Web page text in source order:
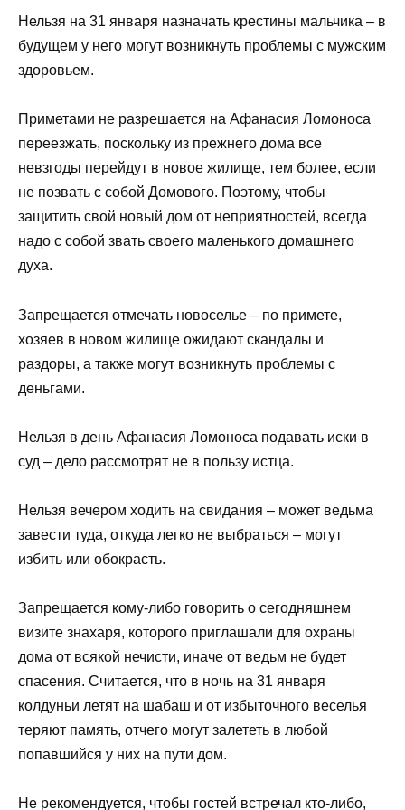
Нельзя на 31 января назначать крестины мальчика – в
будущем у него могут возникнуть проблемы с мужским
здоровьем.
Приметами не разрешается на Афанасия Ломоноса
переезжать, поскольку из прежнего дома все
невзгоды перейдут в новое жилище, тем более, если
не позвать с собой Домового. Поэтому, чтобы
защитить свой новый дом от неприятностей, всегда
надо с собой звать своего маленького домашнего
духа.
Запрещается отмечать новоселье – по примете,
хозяев в новом жилище ожидают скандалы и
раздоры, а также могут возникнуть проблемы с
деньгами.
Нельзя в день Афанасия Ломоноса подавать иски в
суд – дело рассмотрят не в пользу истца.
Нельзя вечером ходить на свидания – может ведьма
завести туда, откуда легко не выбраться – могут
избить или обокрасть.
Запрещается кому-либо говорить о сегодняшнем
визите знахаря, которого приглашали для охраны
дома от всякой нечисти, иначе от ведьм не будет
спасения. Считается, что в ночь на 31 января
колдуньи летят на шабаш и от избыточного веселья
теряют память, отчего могут залететь в любой
попавшийся у них на пути дом.
Не рекомендуется, чтобы гостей встречал кто-либо,